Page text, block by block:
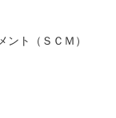
ト（ＳＣＭ）